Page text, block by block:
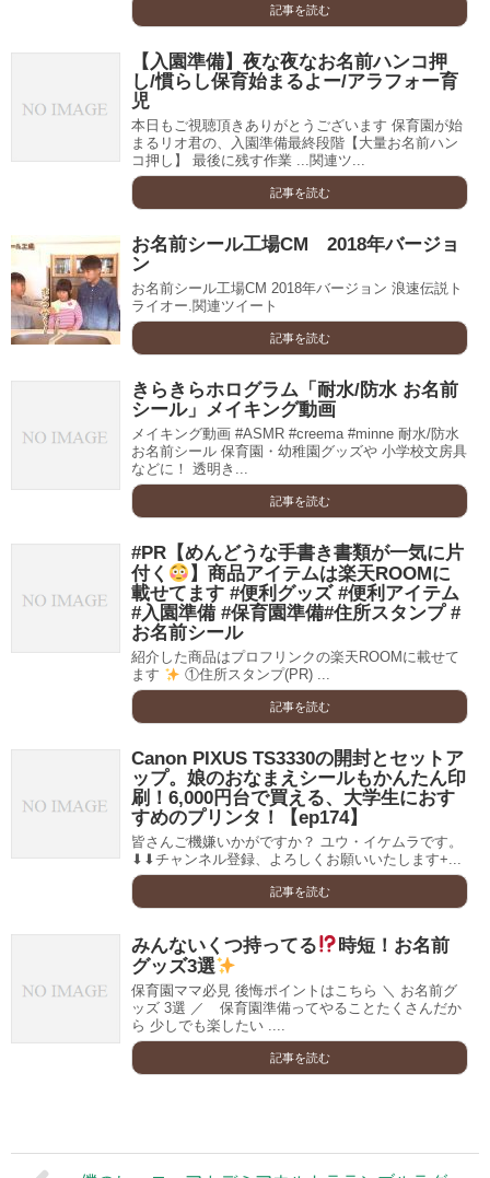
記事を読む
【入園準備】夜な夜なお名前ハンコ押
し/慣らし保育始まるよー/アラフォー育
児
本日もご視聴頂きありがとうございます 保育園が始
まるリオ君の、入園準備最終段階【大量お名前ハン
コ押し】 最後に残す作業 ...関連ツ...
記事を読む
お名前シール工場CM 2018年バージョ
ン
お名前シール工場CM 2018年バージョン 浪速伝説ト
ライオー.関連ツイート
記事を読む
きらきらホログラム「耐水/防水 お名前
シール」メイキング動画
メイキング動画 #ASMR #creema #minne 耐水/防水
お名前シール 保育園・幼稚園グッズや 小学校文房具
などに！ 透明き...
記事を読む
#PR【めんどうな手書き書類が一気に片
付く
】商品アイテムは楽天ROOMに
載せてます #便利グッズ #便利アイテム
#入園準備 #保育園準備#住所スタンプ #
お名前シール
紹介した商品はプロフリンクの楽天ROOMに載せて
ます
①住所スタンプ(PR) ...
記事を読む
Canon PIXUS TS3330の開封とセットア
ップ。娘のおなまえシールもかんたん印
刷！6,000円台で買える、大学生におす
すめのプリンタ！【ep174】
皆さんご機嫌いかがですか？ ユウ・イケムラです。
⬇︎⬇︎チャンネル登録、よろしくお願いいたします+...
記事を読む
みんないくつ持ってる
時短！お名前
グッズ3選
保育園ママ必見 後悔ポイントはこちら ＼ お名前グ
ッズ 3選 ／⠀ 保育園準備ってやることたくさんだか
ら 少しでも楽したい ....
記事を読む